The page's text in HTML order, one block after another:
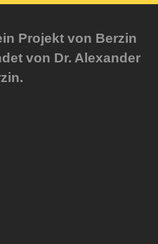
Projekt von Berzin
von Dr. Alexander